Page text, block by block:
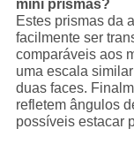
mini prismas?
Estes prismas da
facilmente ser
comparáveis aos
uma escala
duas faces.
refletem ângulos
possíveis estacar